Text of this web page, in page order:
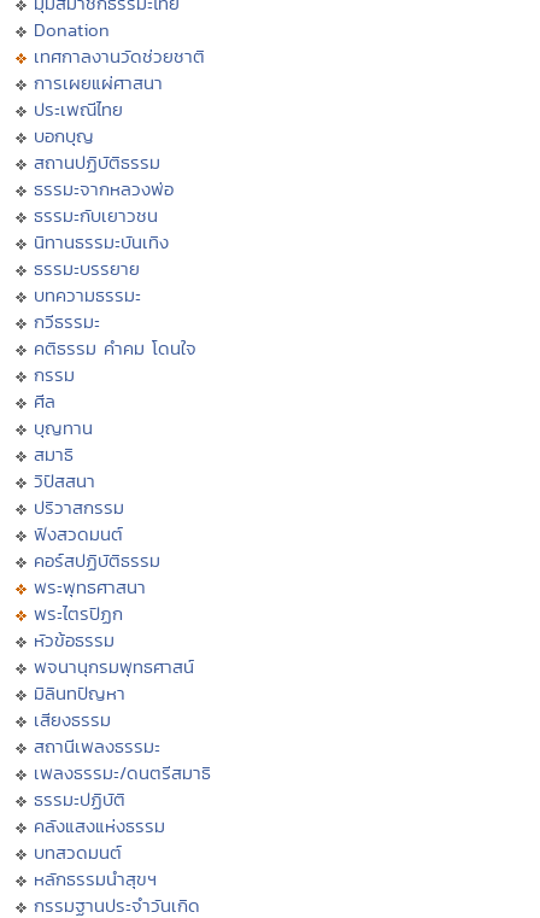
Donation
เทศกาลงานวัดช่วยชาติ
การเผยแผ่ศาสนา
ประเพณีไทย
บอกบุญ
สถานปฏิบัติธรรม
ธรรมะจากหลวงพ่อ
ธรรมะกับเยาวชน
นิทานธรรมะบันเทิง
ธรรมะบรรยาย
บทความธรรมะ
กวีธรรมะ
คติธรรม คำคม โดนใจ
กรรม
ศีล
บุญทาน
สมาธิ
วิปัสสนา
ปริวาสกรรม
ฟังสวดมนต์
คอร์สปฏิบัติธรรม
พระพุทธศาสนา
พระไตรปิฏก
หัวข้อธรรม
พจนานุกรมพุทธศาสน์
มิลินทปัญหา
เสียงธรรม
สถานีเพลงธรรมะ
เพลงธรรมะ/ดนตรีสมาธิ
ธรรมะปฏิบัติ
คลังแสงแห่งธรรม
บทสวดมนต์
หลักธรรมนำสุขฯ
กรรมฐานประจำวันเกิด